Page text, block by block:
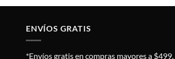
ENVÍOS GRATIS
*Envíos gratis en compras mayores a $499.